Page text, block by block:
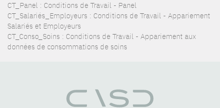
CT_Panel : Conditions de Travail - Panel
CT_Salariés_Employeurs : Conditions de Travail - Appariement
Salariés et Employeurs
CT_Conso_Soins : Conditions de Travail - Appariement aux
données de consommations de soins